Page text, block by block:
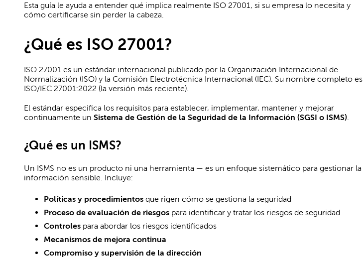
Esta guía le ayuda a entender qué implica realmente ISO 27001, si su empresa lo necesita y
cómo certificarse sin perder la cabeza.
¿Qué es ISO 27001?
ISO 27001 es un estándar internacional publicado por la Organización Internacional de
Normalización (ISO) y la Comisión Electrotécnica Internacional (IEC). Su nombre completo es
ISO/IEC 27001:2022 (la versión más reciente).
El estándar especifica los requisitos para establecer, implementar, mantener y mejorar
continuamente un Sistema de Gestión de la Seguridad de la Información (SGSI o ISMS).
¿Qué es un ISMS?
Un ISMS no es un producto ni una herramienta — es un enfoque sistemático para gestionar la
información sensible. Incluye:
Políticas y procedimientos que rigen cómo se gestiona la seguridad
Proceso de evaluación de riesgos para identificar y tratar los riesgos de seguridad
Controles para abordar los riesgos identificados
Mecanismos de mejora continua
Compromiso y supervisión de la dirección